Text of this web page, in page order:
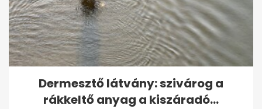
Sorozatgyilkos vadászhat
bécsi hajléktalanokra
Dermesztő látvány: szivárog a
rákkeltő anyag a kiszáradó...